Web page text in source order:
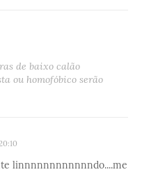
de baixo calão
ou homofóbico serão
linnnnnnnnnnnndo....me